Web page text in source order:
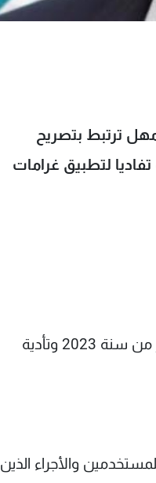
ترتبط بتصريح
لتطبيق غرامات
"تمدد لغاية 15/09/2023 ضمناً، مهلة تقديم بيانات الفصل الثاني لضريبة الرواتب والأجور من سنة 2023 وتأدية
للمستخدمين والأجراء الذين